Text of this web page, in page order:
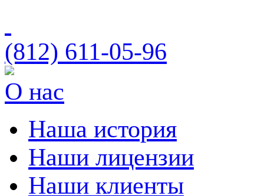
(812) 611-05-96
О нас
Наша история
Наши лицензии
Наши клиенты